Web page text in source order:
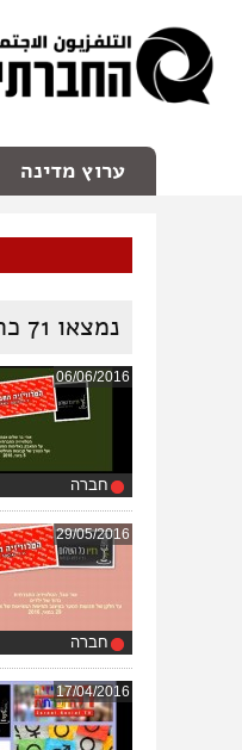
ערוץ מדינה
נמצאו 71
06/06/2016
חברה
29/05/2016
חברה
17/04/2016